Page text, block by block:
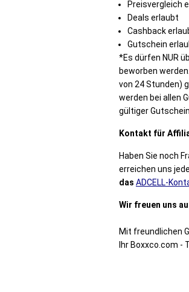
Preisvergleich
Deals erlaubt
Cashback
Gutschein
*Es dürfen NUR
beworben
von 24 Stunden)
werden bei allen
gültiger
Kontakt für
Haben Sie noch
erreichen uns
das ADCELL-
Wir freuen uns
Mit freundlichen
Ihr Boxxco.com -